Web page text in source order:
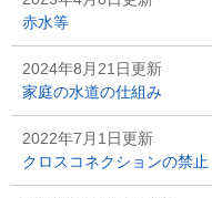
赤水等
2024年8月21日更新
家庭の水道の仕組み
2022年7月1日更新
クロスコネクションの禁止